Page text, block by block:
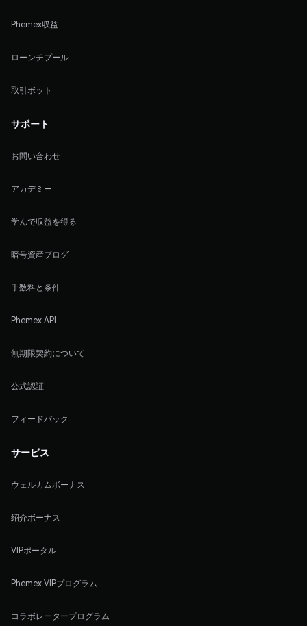
Phemex収益
ローンチプール
取引ボット
サポート
お問い合わせ
アカデミー
学んで収益を得る
暗号資産ブログ
手数料と条件
Phemex API
無期限契約について
公式認証
フィードバック
サービス
ウェルカムボーナス
紹介ボーナス
VIPポータル
Phemex VIPプログラム
コラボレータープログラム